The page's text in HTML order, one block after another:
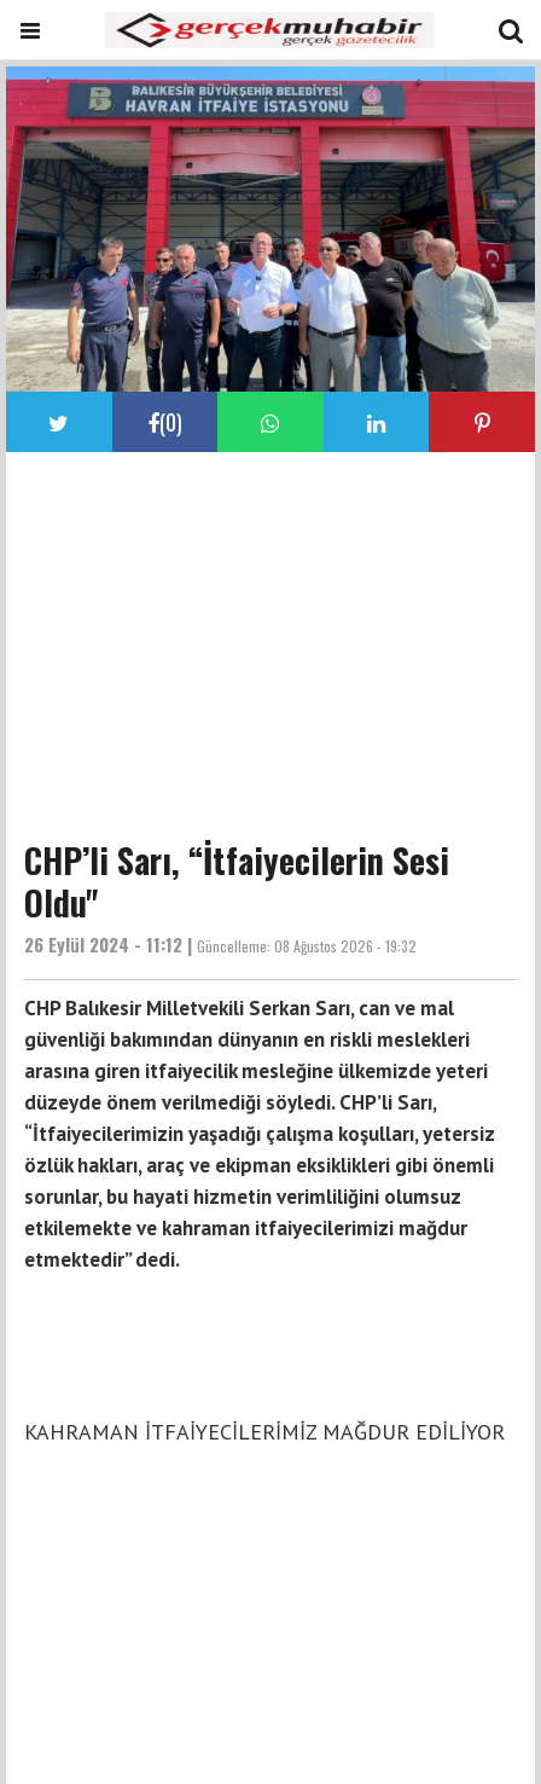
(0)
CHP’li Sarı, “İtfaiyecilerin Sesi
Oldu"
26 Eylül 2024 - 11:12 | Güncelleme: 08 Ağustos 2026 - 19:32
CHP Balıkesir Milletvekili Serkan Sarı, can ve mal
güvenliği bakımından dünyanın en riskli meslekleri
arasına giren itfaiyecilik mesleğine ülkemizde yeteri
düzeyde önem verilmediği söyledi. CHP’li Sarı,
“İtfaiyecilerimizin yaşadığı çalışma koşulları, yetersiz
özlük hakları, araç ve ekipman eksiklikleri gibi önemli
sorunlar, bu hayati hizmetin verimliliğini olumsuz
etkilemekte ve kahraman itfaiyecilerimizi mağdur
etmektedir” dedi.
KAHRAMAN İTFAİYECİLERİMİZ MAĞDUR EDİLİYOR